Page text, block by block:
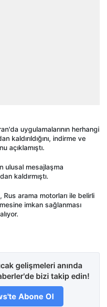
uygulamalarının herhangi
kaldırıldığını, indirme ve
açıklamıştı.
ulusal mesajlaşma
kaldırmıştı.
Rus arama motorları ile belirli
imkan sağlanması
gelişmeleri anında
bizi takip edin!
Abone Ol